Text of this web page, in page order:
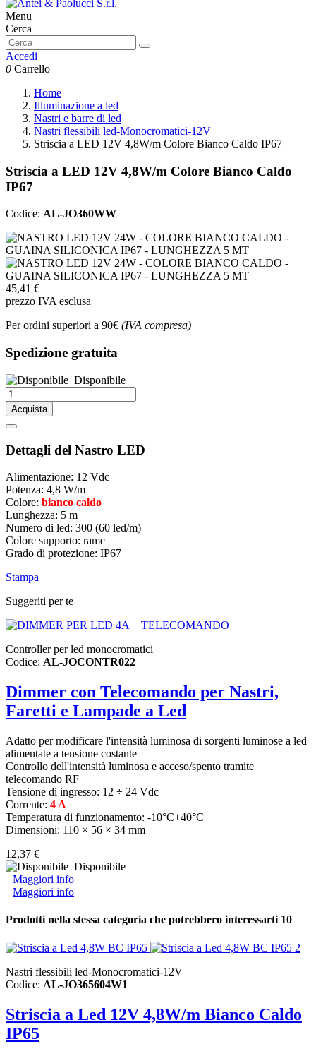
Menu
Cerca
Accedi
0 Carrello
Home
Illuminazione a led
Nastri e barre di led
Nastri flessibili led-Monocromatici-12V
Striscia a LED 12V 4,8W/m Colore Bianco Caldo IP67
Striscia a LED 12V 4,8W/m Colore Bianco Caldo
IP67
Codice: AL-JO360WW
45,41 €
prezzo IVA esclusa
Per ordini superiori a 90€ (IVA compresa)
Spedizione gratuita
Disponibile
Acquista
Dettagli del Nastro LED
Alimentazione: 12 Vdc
Potenza: 4,8 W/m
Colore: bianco caldo
Lunghezza: 5 m
Numero di led: 300 (60 led/m)
Colore supporto: rame
Grado di protezione: IP67
Stampa
Suggeriti per te
Controller per led monocromatici
Codice: AL-JOCONTR022
Dimmer con Telecomando per Nastri,
Faretti e Lampade a Led
Adatto per modificare l'intensità luminosa di sorgenti luminose a led
alimentate a tensione costante
Controllo dell'intensità luminosa e acceso/spento tramite
telecomando RF
Tensione di ingresso: 12 ÷ 24 Vdc
Corrente: 4 A
Temperatura di funzionamento: -10°C+40°C
Dimensioni: 110 × 56 × 34 mm
12,37 €
Disponibile
Maggiori info
Maggiori info
Prodotti nella stessa categoria che potrebbero interessarti 10
Nastri flessibili led-Monocromatici-12V
Codice: AL-JO365604W1
Striscia a Led 12V 4,8W/m Bianco Caldo
IP65